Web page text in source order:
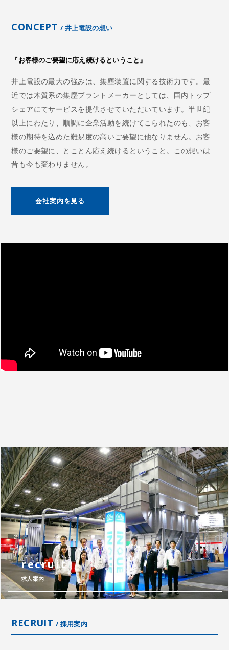
CONCEPT / 井上電設の想い
『お客様のご要望に応え続けるということ』
井上電設の最大の強みは、集塵装置に関する技術力です。最
近では木質系の集塵プラントメーカーとしては、国内トップ
シェアにてサービスを提供させていただいています。半世紀
以上にわたり、順調に企業活動を続けてこられたのも、お客
様の期待を込めた難易度の高いご要望に他なりません。お客
様のご要望に、とことん応え続けるということ。この想いは
昔も今も変わりません。
会社案内を見る
recruit
求人案内
RECRUIT / 採用案内